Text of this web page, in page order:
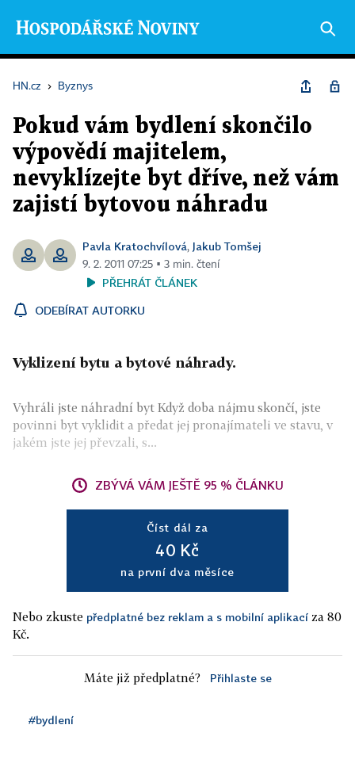
HN.cz › Byznys
Pokud vám bydlení skončilo
výpovědí majitelem,
nevyklízejte byt dříve, než vám
zajistí bytovou náhradu
Pavla Kratochvílová, Jakub Tomšej
9. 2. 2011 07:25 ▪ 3 min. čtení
PŘEHRÁT ČLÁNEK
ODEBÍRAT AUTORKU
Vyklizení bytu a bytové náhrady.
Vyhráli jste náhradní byt Když doba nájmu skončí, jste
povinni byt vyklidit a předat jej pronajímateli ve stavu, v
jakém jste jej převzali, s...
ZBÝVÁ VÁM JEŠTĚ 95 % ČLÁNKU
Číst dál za
40 Kč
na první dva měsíce
Nebo zkuste předplatné bez reklam a s mobilní aplikací za 80
Kč.
Máte již předplatné? Přihlaste se
#bydlení